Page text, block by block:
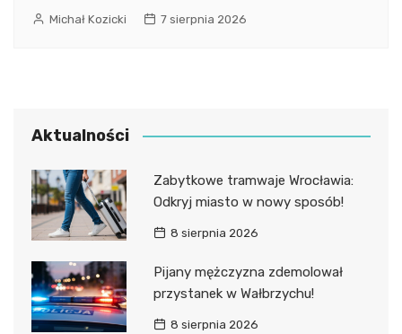
Michał Kozicki 7 sierpnia 2026
Aktualności
Zabytkowe tramwaje Wrocławia:
Odkryj miasto w nowy sposób!
8 sierpnia 2026
Pijany mężczyzna zdemolował
przystanek w Wałbrzychu!
8 sierpnia 2026